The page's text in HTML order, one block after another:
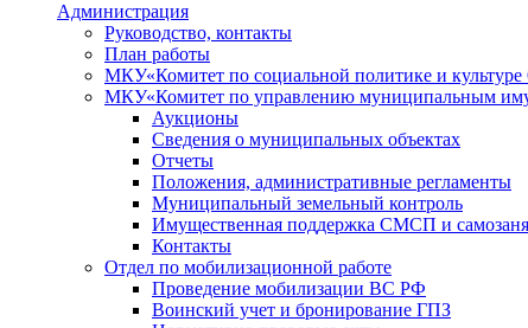
Администрация
Руководство, контакты
План работы
МКУ«Комитет по социальной политике и
МКУ«Комитет по управлению муниципальным
Аукционы
Сведения о муниципальных объектах
Отчеты
Положения, административные регламенты
Муниципальный земельный контроль
Имущественная поддержка СМСП и
Контакты
Отдел по мобилизационной работе
Проведение мобилизации ВС РФ
Воинский учет и бронирование ГПЗ